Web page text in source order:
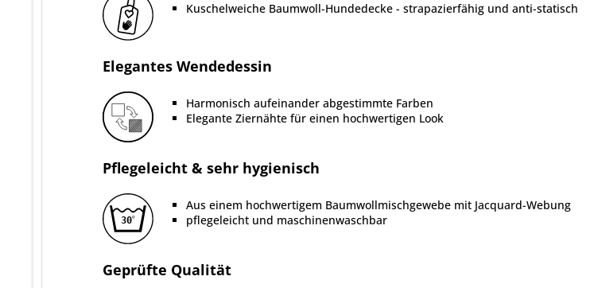
Kuschelweiche Baumwoll-Hundedecke - strapazierfähig und anti-statisch
Elegantes Wendedessin
Harmonisch aufeinander abgestimmte Farben
Elegante Ziernähte für einen hochwertigen Look
Pflegeleicht & sehr hygienisch
Aus einem hochwertigem Baumwollmischgewebe mit Jacquard-Webung
pflegeleicht und maschinenwaschbar
Geprüfte Qualität